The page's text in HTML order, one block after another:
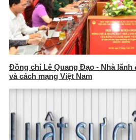
Đồng chí Lê Quang Đạo - Nhà lãnh
và cách mạng Việt Nam